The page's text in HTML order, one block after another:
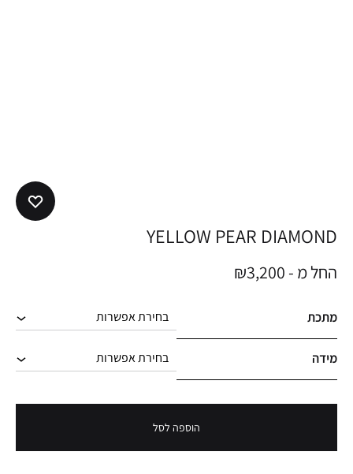
YELLOW PEAR DIAMOND
החל מ - ₪3,200
מתכת
מידה
הוספה לסל